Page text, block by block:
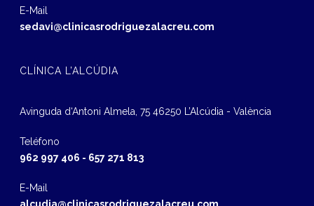
E-Mail
sedavi@clinicasrodriguezalacreu.com
CLÍNICA L’ALCÚDIA
Avinguda d‘Antoni Almela, 75 46250 L’Alcúdia - València
Teléfono
962 997 406 - 657 271 813
E-Mail